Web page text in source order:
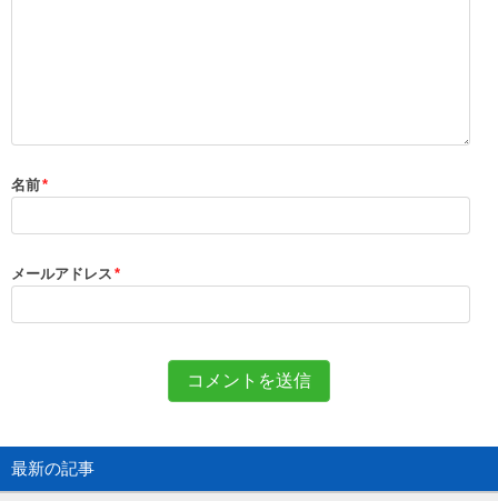
名前*
メールアドレス *
最新の記事